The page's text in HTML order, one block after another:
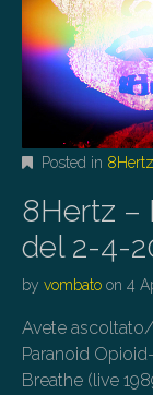
Posted in 8Hertz
8Hertz –
del 2-4-
by vombato on 4
Avete
Paranoid
Breathe (live